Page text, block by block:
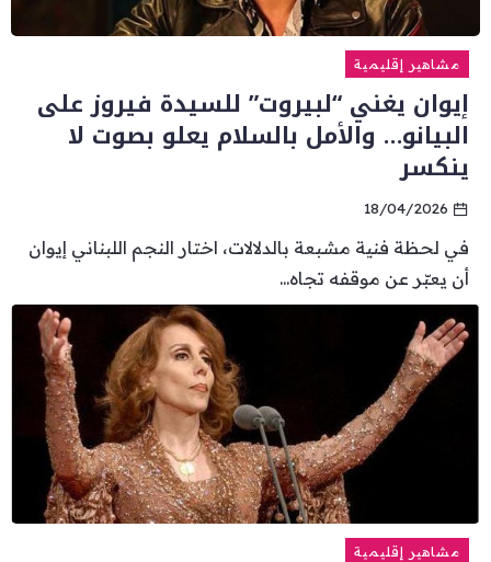
مشاهير إقليمية
إيوان يغني “لبيروت” للسيدة فيروز على
البيانو… والأمل بالسلام يعلو بصوت لا
ينكسر
18/04/2026
في لحظة فنية مشبعة بالدلالات، اختار النجم اللبناني إيوان
أن يعبّر عن موقفه تجاه...
مشاهير إقليمية